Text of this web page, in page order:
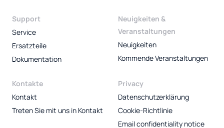
Support
Service
Ersatzteile
Dokumentation
Neuigkeiten &
Veranstaltungen
Neuigkeiten
Kommende Veranstaltungen
Kontakte
Kontakt
Treten Sie mit uns in Kontakt
Privacy
Datenschutzerklärung
Cookie-Richtlinie
Email confidentiality notice